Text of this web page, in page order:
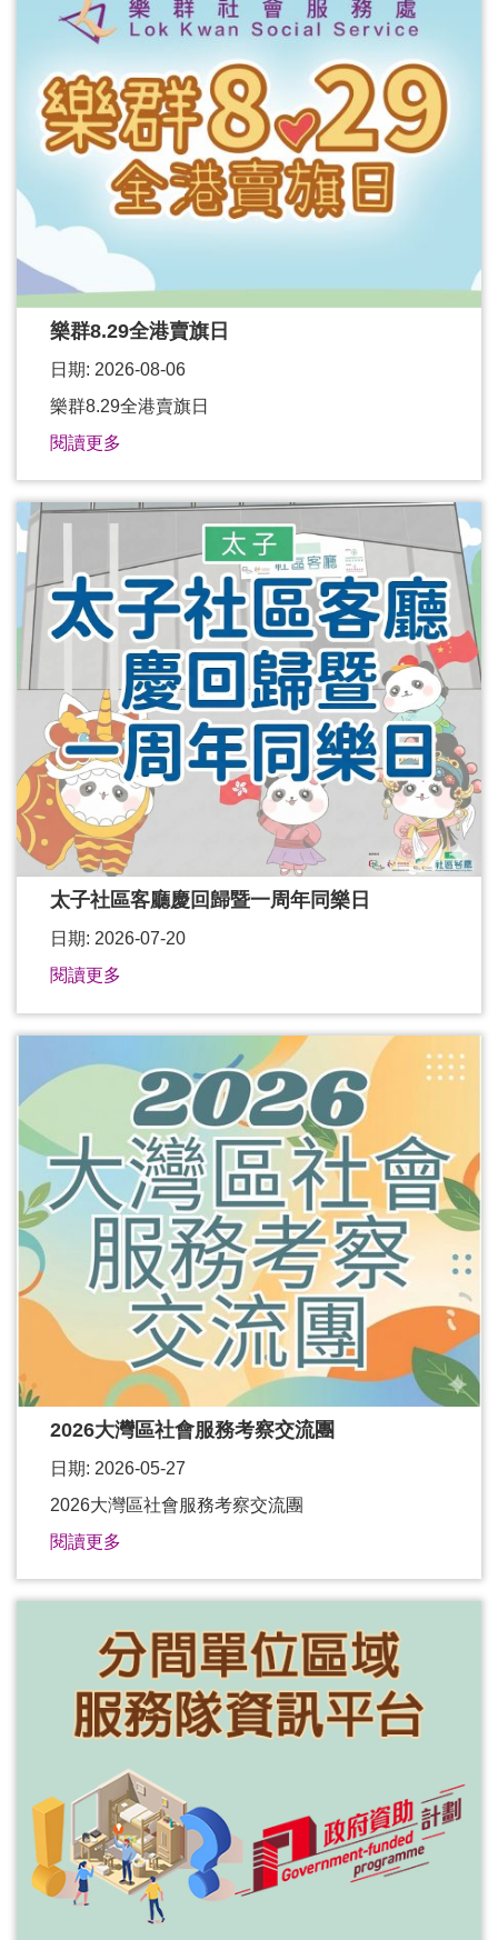
樂群8.29全港賣旗日
日期: 2026-08-06
樂群8.29全港賣旗日
閱讀更多
太子社區客廳慶回歸暨一周年同樂日
日期: 2026-07-20
閱讀更多
2026大灣區社會服務考察交流團
日期: 2026-05-27
2026大灣區社會服務考察交流團
閱讀更多